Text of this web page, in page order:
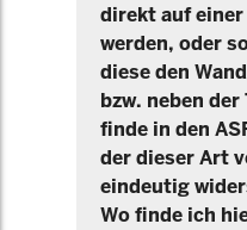
direkt auf
werden, oder
diese den
bzw. neben
finde in den
der dieser Art
eindeutig
Wo finde ich